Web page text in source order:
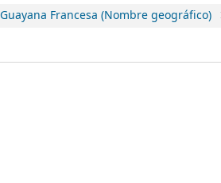
Guayana Francesa (Nombre geográfico)